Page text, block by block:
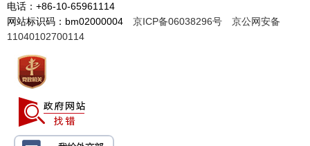
电话：+86-10-65961114
网站标识码：bm02000004 京ICP备06038296号
京公网安备
11040102700114